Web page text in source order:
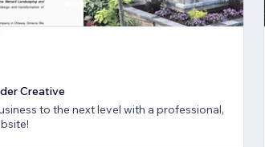
Creative
to the next level with a professional,